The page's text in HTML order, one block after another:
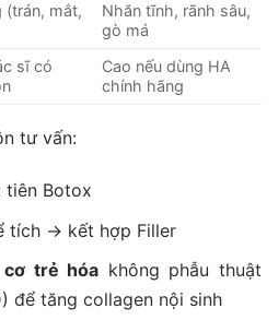
(trán, mắt,
Nhăn tĩnh, rãnh sâu,
gò má
sĩ có
Cao nếu dùng HA
chính hãng
tư vấn:
tiên Botox
tích → kết hợp Filler
cơ trẻ hóa không phẫu thuật
để tăng collagen nội sinh